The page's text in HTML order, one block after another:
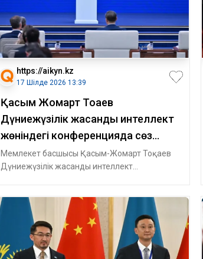
https://aikyn.kz
17 Шілде 2026 13:39
Қасым Жомарт Тоқаев
Дүниежүзілік жасанды интеллект
жөніндегі конференцияда сөз
сөйледі
Мемлекет басшысы Қасым-Жомарт Тоқаев
Дүниежүзілік жасанды интеллект